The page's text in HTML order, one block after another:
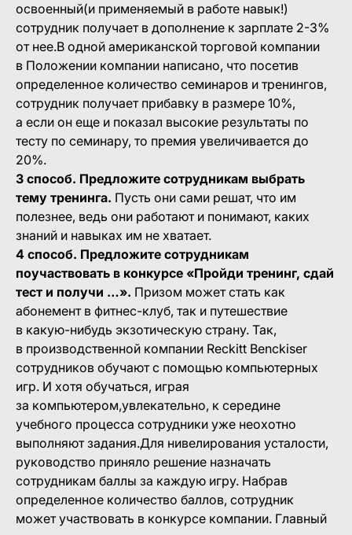
освоенный(и применяемый в работе навык!)
сотрудник получает в дополнение к зарплате 2-3%
от нее.В одной американской торговой компании
в Положении компании написано, что посетив
определенное количество семинаров и тренингов,
сотрудник получает прибавку в размере 10%,
а если он еще и показал высокие результаты по
тесту по семинару, то премия увеличивается до
20%.
3 способ. Предложите сотрудникам выбрать
тему тренинга. Пусть они сами решат, что им
полезнее, ведь они работают и понимают, каких
знаний и навыках им не хватает.
4 способ. Предложите сотрудникам
поучаствовать в конкурсе «Пройди тренинг, сдай
тест и получи …». Призом может стать как
абонемент в фитнес-клуб, так и путешествие
в какую-нибудь экзотическую страну. Так,
в производственной компании Reckitt Benckiser
сотрудников обучают с помощью компьютерных
игр. И хотя обучаться, играя
за компьютером,увлекательно, к середине
учебного процесса сотрудники уже неохотно
выполняют задания.Для нивелирования усталости,
руководство приняло решение назначать
сотрудникам баллы за каждую игру. Набрав
определенное количество баллов, сотрудник
может участвовать в конкурсе компании. Главный